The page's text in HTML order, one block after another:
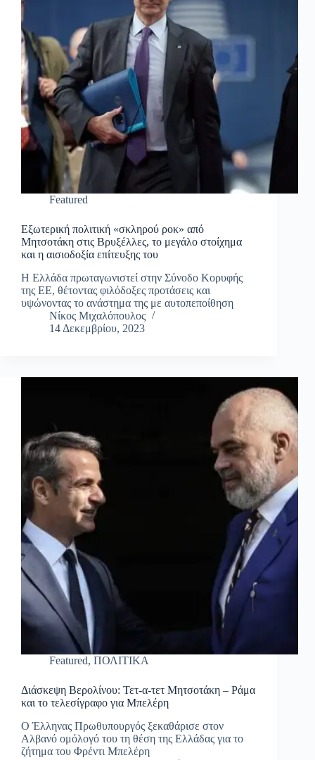
Featured
Εξωτερική πολιτική «σκληρού ροκ» από
Μητσοτάκη στις Βρυξέλλες, το μεγάλο στοίχημα
και η αισιοδοξία επίτευξης του
Η Ελλάδα πρωταγωνιστεί στην Σύνοδο Κορυφής
της ΕΕ, θέτοντας φιλόδοξες προτάσεις και
υψώνοντας το ανάστημα της με αυτοπεποίθηση
Νίκος Μιχαλόπουλος
14 Δεκεμβρίου, 2023
Featured, ΠΟΛΙΤΙΚΑ
Διάσκεψη Βερολίνου: Τετ-α-τετ Μητσοτάκη – Ράμα
και το τελεσίγραφο για Μπελέρη
Ο Έλληνας Πρωθυπουργός ξεκαθάρισε στον
Αλβανό ομόλογό του τη θέση της Ελλάδας για το
ζήτημα του Φρέντι Μπελέρη